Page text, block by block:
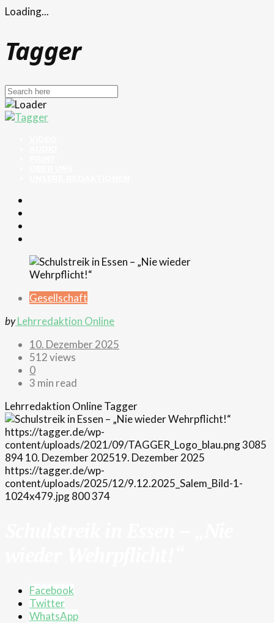
Loading...
Tagger
Gesellschaft
byLehrredaktion Online
10. Dezember 2025
512 views
0
3 min read
Lehrredaktion OnlineTagger
https://tagger.de/wp-
content/uploads/2021/09/TAGGER_Logo_blau.png3085
89410. Dezember 202519. Dezember 2025
https://tagger.de/wp-
content/uploads/2025/12/9.12.2025_Salem_Bild-1-
1024x479.jpg800374
Facebook
Twitter
WhatsApp